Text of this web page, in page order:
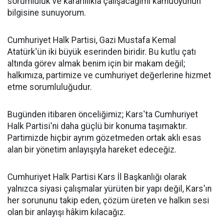
bilgisine sunuyorum.
Cumhuriyet Halk Partisi, Gazi Mustafa Kemal
Atatürk'ün iki büyük eserinden biridir. Bu kutlu çatı
altında görev almak benim için bir makam değil;
halkımıza, partimize ve cumhuriyet değerlerine hizmet
etme sorumluluğudur.
Bugünden itibaren önceliğimiz; Kars'ta Cumhuriyet
Halk Partisi'ni daha güçlü bir konuma taşımaktır.
Partimizde hiçbir ayrım gözetmeden ortak aklı esas
alan bir yönetim anlayışıyla hareket edeceğiz.
Cumhuriyet Halk Partisi Kars İl Başkanlığı olarak
yalnızca siyasi çalışmalar yürüten bir yapı değil, Kars'ın
her sorununu takip eden, çözüm üreten ve halkın sesi
olan bir anlayışı hâkim kılacağız.